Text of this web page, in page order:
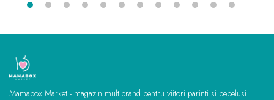
Mamabox Market - magazin multibrand pentru viitori parinti si bebelusi.